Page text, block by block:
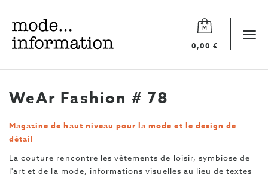
0,00 €
Mode
information
WeAr Fashion # 78
Magazine de haut niveau pour la mode et le design de
détail
La couture rencontre les vêtements de loisir, symbiose de
l'art et de la mode, informations visuelles au lieu de textes